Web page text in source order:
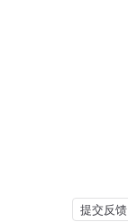
提交反馈